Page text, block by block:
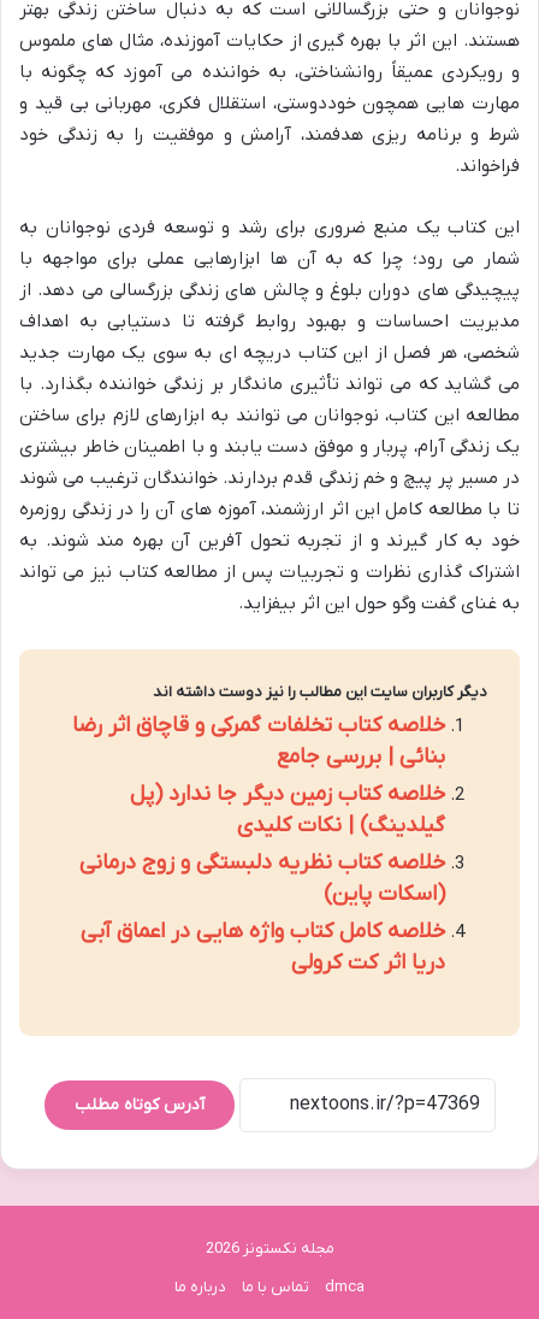
نوجوانان و حتی بزرگسالانی است که به دنبال ساختن زندگی بهتر
هستند. این اثر با بهره گیری از حکایات آموزنده، مثال های ملموس
و رویکردی عمیقاً روانشناختی، به خواننده می آموزد که چگونه با
مهارت هایی همچون خوددوستی، استقلال فکری، مهربانی بی قید و
شرط و برنامه ریزی هدفمند، آرامش و موفقیت را به زندگی خود
فراخواند.
این کتاب یک منبع ضروری برای رشد و توسعه فردی نوجوانان به
شمار می رود؛ چرا که به آن ها ابزارهایی عملی برای مواجهه با
پیچیدگی های دوران بلوغ و چالش های زندگی بزرگسالی می دهد. از
مدیریت احساسات و بهبود روابط گرفته تا دستیابی به اهداف
شخصی، هر فصل از این کتاب دریچه ای به سوی یک مهارت جدید
می گشاید که می تواند تأثیری ماندگار بر زندگی خواننده بگذارد. با
مطالعه این کتاب، نوجوانان می توانند به ابزارهای لازم برای ساختن
یک زندگی آرام، پربار و موفق دست یابند و با اطمینان خاطر بیشتری
در مسیر پر پیچ و خم زندگی قدم بردارند. خوانندگان ترغیب می شوند
تا با مطالعه کامل این اثر ارزشمند، آموزه های آن را در زندگی روزمره
خود به کار گیرند و از تجربه تحول آفرین آن بهره مند شوند. به
اشتراک گذاری نظرات و تجربیات پس از مطالعه کتاب نیز می تواند
به غنای گفت وگو حول این اثر بیفزاید.
دیگر کاربران سایت این مطالب را نیز دوست داشته اند
خلاصه کتاب تخلفات گمرکی و قاچاق اثر رضا
بنائی | بررسی جامع
خلاصه کتاب زمین دیگر جا ندارد (پل
گیلدینگ) | نکات کلیدی
خلاصه کتاب نظریه دلبستگی و زوج درمانی
(اسکات پاین)
خلاصه کامل کتاب واژه هایی در اعماق آبی
دریا اثر کت کرولی
آدرس کوتاه مطلب
مجله نکستونز 2026
dmca
تماس با ما درباره ما